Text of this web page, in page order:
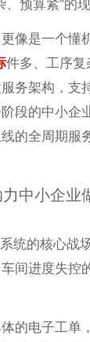
预算紧”的现
像是一个懂
件多、工序
务架构，支
段的中小企
的全周期服
中小企业
统的核心战
间进度失控
的电子工单